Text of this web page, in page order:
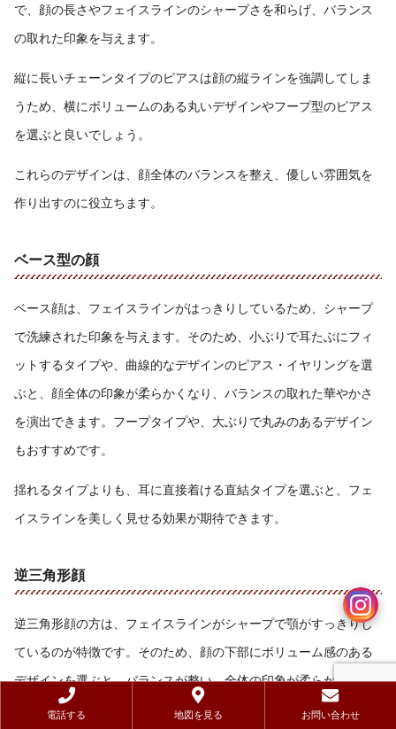
で、顔の長さやフェイスラインのシャープさを和らげ、バランス
の取れた印象を与えます。
縦に長いチェーンタイプのピアスは顔の縦ラインを強調してしま
うため、横にボリュームのある丸いデザインやフープ型のピアス
を選ぶと良いでしょう。
これらのデザインは、顔全体のバランスを整え、優しい雰囲気を
作り出すのに役立ちます。
ベース型の顔
ベース顔は、フェイスラインがはっきりしているため、シャープ
で洗練された印象を与えます。そのため、小ぶりで耳たぶにフィ
ットするタイプや、曲線的なデザインのピアス・イヤリングを選
ぶと、顔全体の印象が柔らかくなり、バランスの取れた華やかさ
を演出できます。フープタイプや、大ぶりで丸みのあるデザイン
もおすすめです。
揺れるタイプよりも、耳に直接着ける直結タイプを選ぶと、フェ
イスラインを美しく見せる効果が期待できます。
逆三角形顔
逆三角形顔の方は、フェイスラインがシャープで顎がすっきりし
ているのが特徴です。そのため、顔の下部にボリューム感のある
デザインを選ぶと、バランスが整い、全体の印象が柔らかくなり
ます。例えば、大ぶりのタッセルタイプや、モチーフが下に向か
電話する 地図を見る お問い合わせ